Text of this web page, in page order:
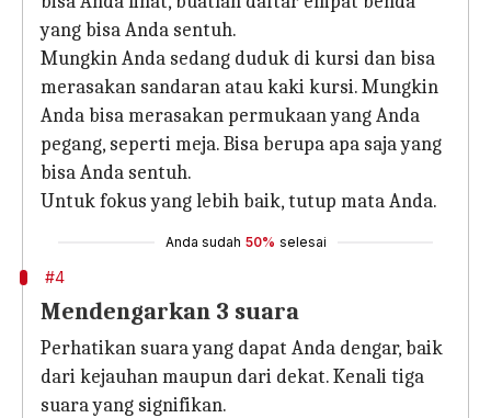
yang bisa Anda sentuh.
Mungkin Anda sedang duduk di kursi dan bisa
merasakan sandaran atau kaki kursi. Mungkin
Anda bisa merasakan permukaan yang Anda
pegang, seperti meja. Bisa berupa apa saja yang
bisa Anda sentuh.
Untuk fokus yang lebih baik, tutup mata Anda.
Anda sudah 50% selesai
#4
Mendengarkan 3 suara
Perhatikan suara yang dapat Anda dengar, baik
dari kejauhan maupun dari dekat. Kenali tiga
suara yang signifikan.